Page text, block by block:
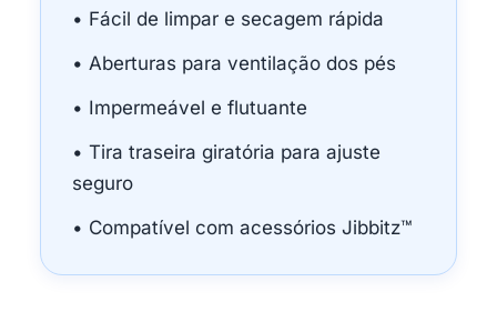
• Fácil de limpar e secagem rápida
• Aberturas para ventilação dos pés
• Impermeável e flutuante
• Tira traseira giratória para ajuste
seguro
• Compatível com acessórios Jibbitz™